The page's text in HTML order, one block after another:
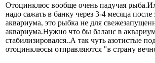
Отоцинклюс вообще очень падучая
надо сажать в банку через 3-4 месяца после
аквариума, это рыбка не для
аквариума.Нужно что бы баланс в
стабилизировался..А так чуть азотистые
отоцинклюсы отправляются "в страну